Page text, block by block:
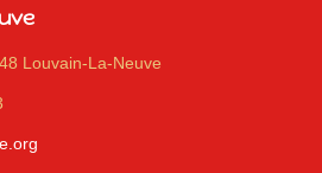
Louvain-La-Neuve